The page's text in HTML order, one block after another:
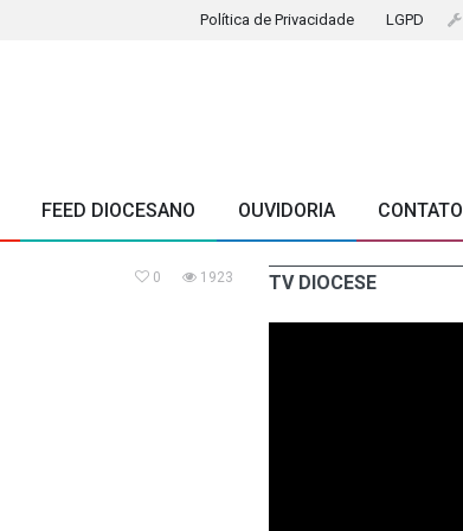
Política de Privacidade LGPD
FEED DIOCESANO OUVIDORIA CONTATO
0 1923 TV DIOCESE